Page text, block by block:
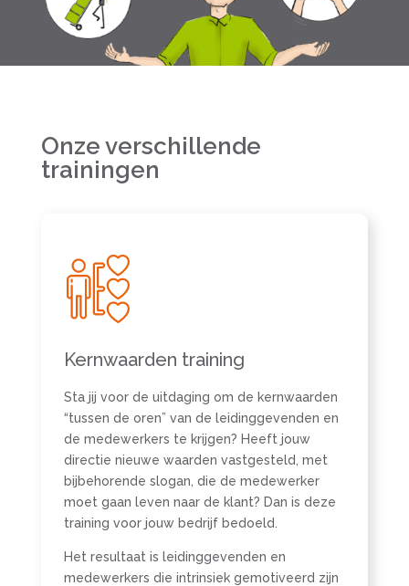
Onze verschillende
trainingen
Kernwaarden training
Sta jij voor de uitdaging om de kernwaarden
“tussen de oren” van de leidinggevenden en
de medewerkers te krijgen? Heeft jouw
directie nieuwe waarden vastgesteld, met
bijbehorende slogan, die de medewerker
moet gaan leven naar de klant? Dan is deze
training voor jouw bedrijf bedoeld.
Het resultaat is leidinggevenden en
medewerkers die intrinsiek gemotiveerd zijn